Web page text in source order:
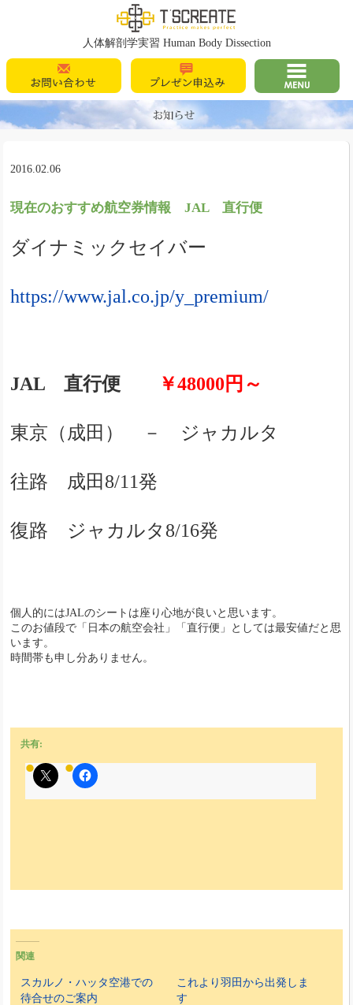
T's Create
人体解剖学実習 Human Body Dissection
お問い合わせ
プレゼン申込
み
MENU
2016.02.06
現在のおすすめ航空券情報 JAL 直行便
ダイナミックセイバー
https://www.jal.co.jp/y_premium/
JAL 直行便 ￥48000円～
東京（成田） － ジャカルタ
往路 成田8/11発
復路 ジャカルタ8/16発
個人的にはJALのシートは座り心地が良いと思います。
このお値段で「日本の航空会社」「直行便」としては最安値だと思
います。
時間帯も申し分ありません。
共有:
関連
スカルノ・ハッタ空港での
待合せのご案内
これより羽田から出発しま
す